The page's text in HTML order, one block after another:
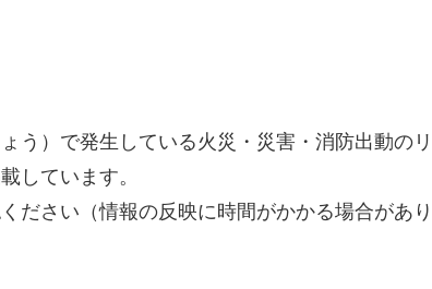
う）で発生している火災・災害・消防出動のリ
しています。
ださい（情報の反映に時間がかかる場合があり